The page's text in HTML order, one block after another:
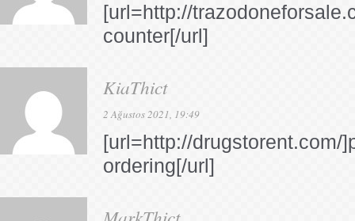
[url=http://
counter[/url]
KiaThict
2 Ağustos 2021, 19:49
[url=http://drugstorent.com/
ordering[/url]